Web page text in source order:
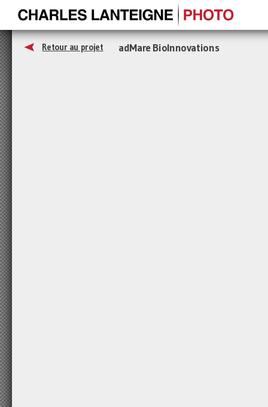
Retour au projet adMare BioInnovations